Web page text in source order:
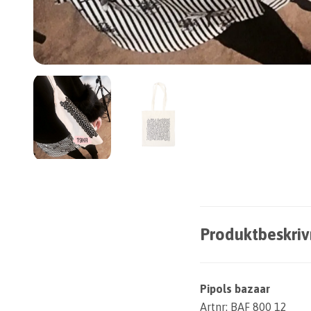
Pipols bazaar
Artnr: BAF 800 12